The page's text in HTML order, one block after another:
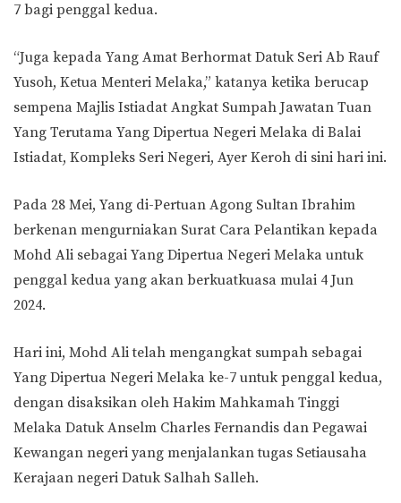
7 bagi penggal kedua.
“Juga kepada Yang Amat Berhormat Datuk Seri Ab Rauf
Yusoh, Ketua Menteri Melaka,” katanya ketika berucap
sempena Majlis Istiadat Angkat Sumpah Jawatan Tuan
Yang Terutama Yang Dipertua Negeri Melaka di Balai
Istiadat, Kompleks Seri Negeri, Ayer Keroh di sini hari ini.
Pada 28 Mei, Yang di-Pertuan Agong Sultan Ibrahim
berkenan mengurniakan Surat Cara Pelantikan kepada
Mohd Ali sebagai Yang Dipertua Negeri Melaka untuk
penggal kedua yang akan berkuatkuasa mulai 4 Jun
2024.
Hari ini, Mohd Ali telah mengangkat sumpah sebagai
Yang Dipertua Negeri Melaka ke-7 untuk penggal kedua,
dengan disaksikan oleh Hakim Mahkamah Tinggi
Melaka Datuk Anselm Charles Fernandis dan Pegawai
Kewangan negeri yang menjalankan tugas Setiausaha
Kerajaan negeri Datuk Salhah Salleh.